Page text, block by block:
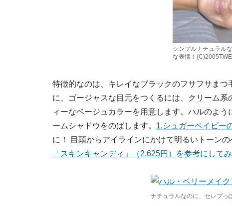
シンプルナチュラル
な表情！
特徴的なのは、キレイなブラックのフサフサま
に、ゴージャスな目元をつくるには、クリーム
ィーなベージュカラーを用意します。ハルのよ
ームシャドウをのばします。 1.シュガーベイビー
に！ 目頭からアイラインにかけて明るいトーンの
「スキンキャンディ」（2,625円）を参考にしてみ
ナチュラルなのに、セレブっ